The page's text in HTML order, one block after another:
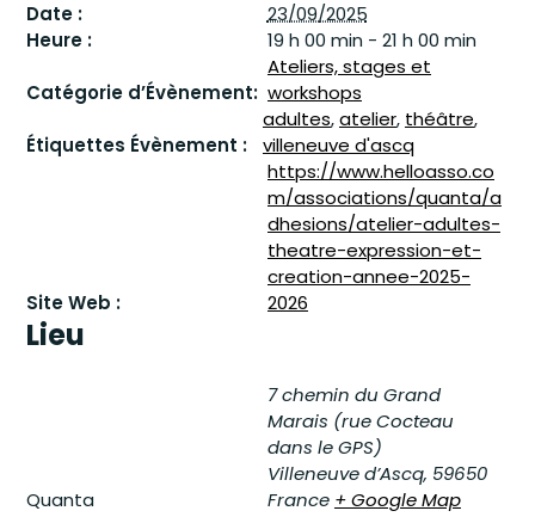
Date :
23/09/2025
Heure :
19 h 00 min - 21 h 00 min
Catégorie d’Évènement:
Ateliers, stages et
workshops
Étiquettes Évènement :
adultes,atelier, théâtre,
villeneuve d'ascq
Site Web :
https://www.helloasso.co
m/associations/quanta/a
dhesions/atelier-adultes-
theatre-expression-et-
creation-annee-2025-
2026
Lieu
Quanta
7 chemin du Grand
Marais (rue Cocteau
dans le GPS)
Villeneuve d’Ascq, 59650
France + Google Map